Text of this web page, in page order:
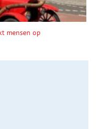
mensen op